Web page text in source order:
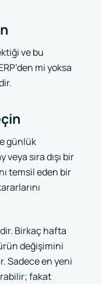
ve bu
mi yoksa
günlük
veya sıra dışı bir
temsil eden bir
Birkaç hafta
değişimini
Sadece en yeni
fakat